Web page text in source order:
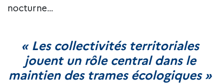
nocturne…
« Les collectivités territoriales
jouent un rôle central dans le
maintien des trames écologiques »